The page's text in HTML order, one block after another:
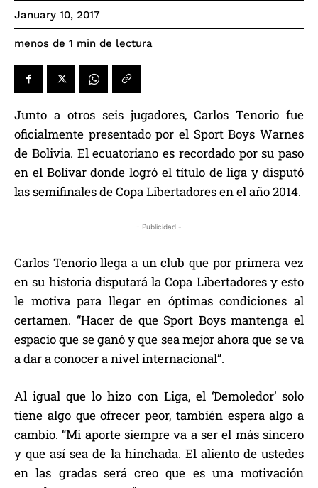
January 10, 2017
menos de 1 min de lectura
Junto a otros seis jugadores, Carlos Tenorio fue
oficialmente presentado por el Sport Boys Warnes
de Bolivia. El ecuatoriano es recordado por su paso
en el Bolivar donde logró el título de liga y disputó
las semifinales de Copa Libertadores en el año 2014.
- Publicidad -
Carlos Tenorio llega a un club que por primera vez
en su historia disputará la Copa Libertadores y esto
le motiva para llegar en óptimas condiciones al
certamen. “Hacer de que Sport Boys mantenga el
espacio que se ganó y que sea mejor ahora que se va
a dar a conocer a nivel internacional”.
Al igual que lo hizo con Liga, el ‘Demoledor’ solo
tiene algo que ofrecer peor, también espera algo a
cambio. “Mi aporte siempre va a ser el más sincero
y que así sea de la hinchada. El aliento de ustedes
en las gradas será creo que es una motivación